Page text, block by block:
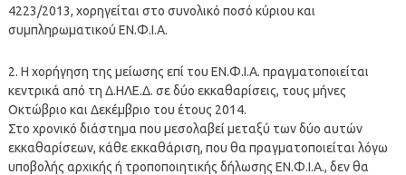
4223/2013, χορηγείται στο συνολικό ποσό κύριου και
συμπληρωματικού ΕΝ.Φ.Ι.Α.
2. Η χορήγηση της μείωσης επί του ΕΝ.Φ.Ι.Α. πραγματοποιείται
κεντρικά από τη Δ.ΗΛΕ.Δ. σε δύο εκκαθαρίσεις, τους μήνες
Οκτώβριο και Δεκέμβριο του έτους 2014.
Στο χρονικό διάστημα που μεσολαβεί μεταξύ των δύο αυτών
εκκαθαρίσεων, κάθε εκκαθάριση, που θα πραγματοποιείται λόγω
υποβολής αρχικής ή τροποποιητικής δήλωσης ΕΝ.Φ.Ι.Α., δεν θα